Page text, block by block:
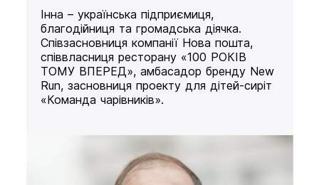
Інна – українська підприємиця,
благодійниця та громадська діячка.
Співзасновниця компанії Нова пошта,
співвласниця ресторану «100 РОКІВ
ТОМУ ВПЕРЕД», амбасадор бренду New
Run, засновниця проекту для дітей-сиріт
«Команда чарівників».